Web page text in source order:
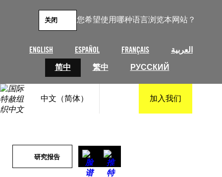
您希望使用哪种语言浏览本网站？
ENGLISH ESPAÑOL FRANÇAIS
العربية
简中
繁中 РУССКИЙ
关闭
中文（简体） 加入我们
研究报告